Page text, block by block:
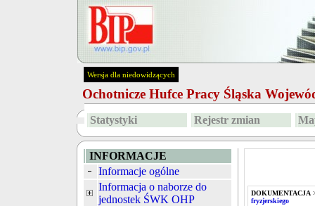
Wersja dla niedowidzących
Ochotnicze Hufce Pracy Śląska
Statystyki Rejestr zmian
INFORMACJE
Informacje ogólne
Informacja o naborze do
jednostek ŚWK OHP
DOKUMENTACJA
fryzjerskiego